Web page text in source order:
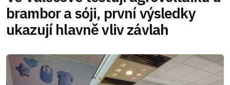
brambor a sóji, první výsledky
ukazují hlavně vliv závlah